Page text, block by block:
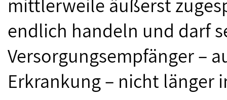
mittlerweile äußerst
endlich handeln und darf
Versorgungsempfänger –
Erkrankung – nicht länger